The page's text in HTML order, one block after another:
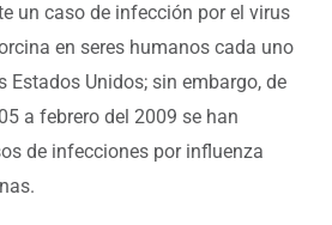
un caso de infección por el virus
en seres humanos cada uno
Estados Unidos; sin embargo, de
a febrero del 2009 se han
de infecciones por influenza